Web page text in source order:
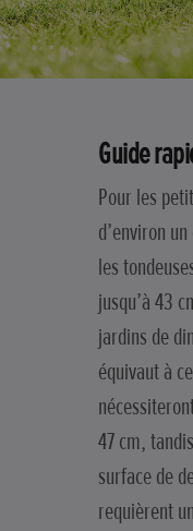
Guide
Pour les
d’environ
les
jusqu’à 43
jardins de
équivaut à
47 cm,
surface de
requièrent